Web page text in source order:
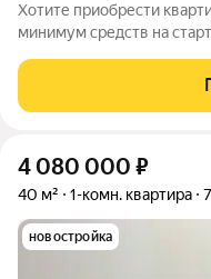
Хотите приобрести
минимум средств на
отсюда удобно выезжать
что нужно для
4 080 000 ₽
40 м² 1-комн. квартира
новостройка